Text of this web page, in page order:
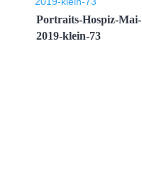
Portraits-Hospiz-Mai-
2019-klein-73